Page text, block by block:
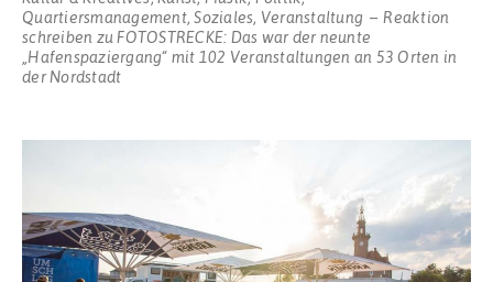
Quartiersmanagement,Soziales, Veranstaltung
Reaktion
schreiben zu FOTOSTRECKE: Das war der neunte
„Hafenspaziergang“ mit 102 Veranstaltungen an 53 Orten in
der Nordstadt